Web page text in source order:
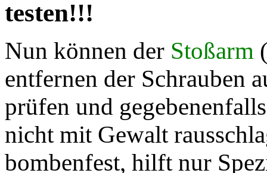
testen!!!
Nun können der Stoßarm
entfernen der Schrauben
prüfen und
nicht mit Gewalt
bombenfest, hilft nur